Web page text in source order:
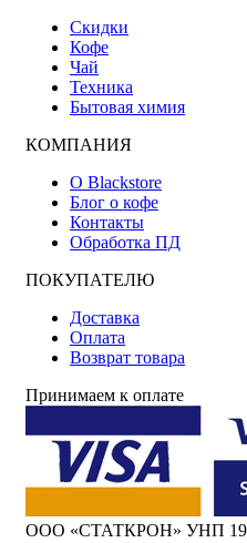
Скидки
Кофе
Чай
Техника
Бытовая химия
КОМПАНИЯ
О Blackstore
Блог о кофе
Контакты
Обработка ПД
ПОКУПАТЕЛЮ
Доставка
Оплата
Возврат товара
Принимаем к оплате
ООО «СТАТКРОН» УНП